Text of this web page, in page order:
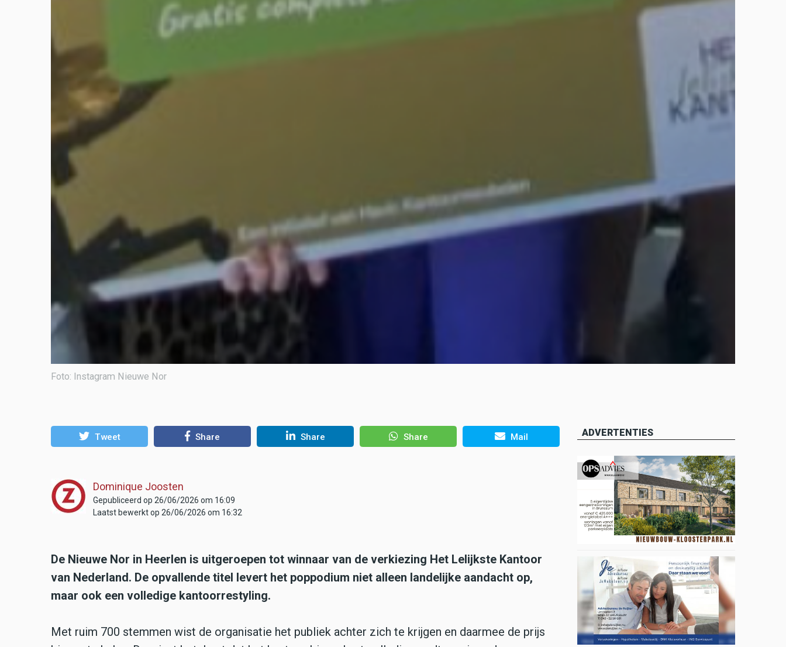
Foto: Instagram Nieuwe Nor
Tweet Share Share Share Mail
Dominique Joosten
Gepubliceerd op 26/06/2026 om 16:09
Laatst bewerkt op 26/06/2026 om 16:32
De Nieuwe Nor in Heerlen is uitgeroepen tot winnaar van de verkiezing Het Lelijkste Kantoor
van Nederland. De opvallende titel levert het poppodium niet alleen landelijke aandacht op,
maar ook een volledige kantoorrestyling.
Met ruim 700 stemmen wist de organisatie het publiek achter zich te krijgen en daarmee de prijs
ADVERTENTIES